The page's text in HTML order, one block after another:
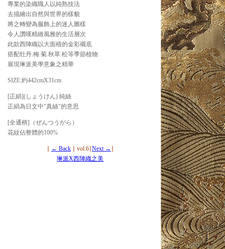
專業的染織職人以純熟技法
去描繪出自然與世界的樣貌
將之轉變為服飾上的迷人圖樣
令人讚嘆精緻風雅的生活層次
此款西陣織以大面積的金彩襯底
搭配牡丹.梅.菊.秋草.松等季節植物
展現琳派美學意象之精華
SIZE:約442cmX31cm
[正絹](しょうけん) 純絲
正絹為日文中"真絲"的意思
[全通柄]（ぜんつうがら）
花紋佔整體的100%
← Back ∣ vol.6∣ Next →
琳派X西陣織之美